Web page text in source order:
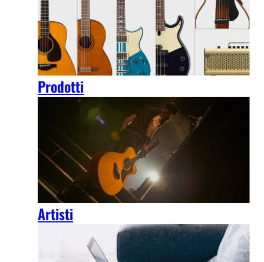
Prodotti
Artisti